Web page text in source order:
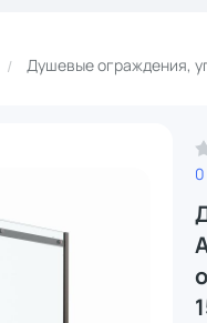
Душевые ограждения,